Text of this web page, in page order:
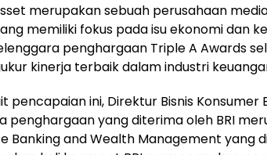
merupakan sebuah perusahaan
memiliki fokus pada isu ekonomi dan
penghargaan Triple A Awards
kinerja terbaik dalam industri
pencapaian ini, Direktur Bisnis Konsumer
penghargaan yang diterima oleh BRI
Banking and Wealth Management yang